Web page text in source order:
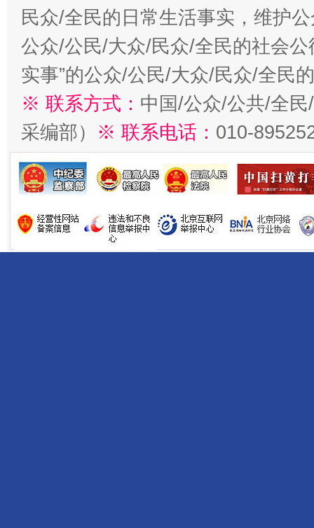
民众/全民的日常生活事实，维护
公众/公民/大众/民众/全民的社会公
实事”的公众/公民/大众/民众/全民
※ 联系方式： 中国/公众/公共/全
采编部） ※ 联系电话： 010-